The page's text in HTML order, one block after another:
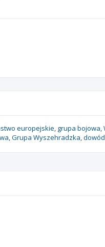
europejskie grupa bojowa
Grupa Wyszehradzka